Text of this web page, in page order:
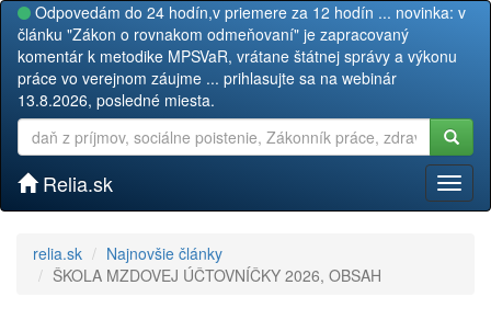
Odpovedám do 24 hodín,v priemere za 12 hodín ... novinka: v
článku "Zákon o rovnakom odmeňovaní" je zapracovaný
komentár k metodike MPSVaR, vrátane štátnej správy a výkonu
práce vo verejnom záujme ... prihlasujte sa na webinár
13.8.2026, posledné miesta.
Relia.sk
relia.sk
Najnovšie články
ŠKOLA MZDOVEJ ÚČTOVNÍČKY 2026, OBSAH